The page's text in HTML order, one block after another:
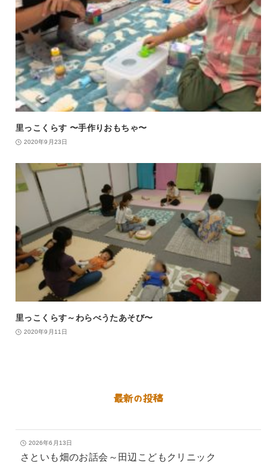
里っこくらす 〜手作りおもちゃ〜
2020年9月23日
里っこくらす～わらべうたあそび〜
2020年9月11日
最新の投稿
2026年6月13日
さといも畑のお話会～田辺こどもクリニック